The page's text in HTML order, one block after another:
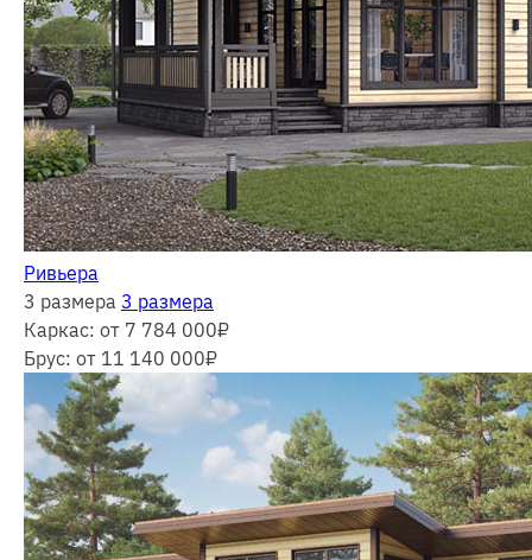
Ривьера
3 размера 3 размера
Каркас: от 7 784 000₽
Брус: от 11 140 000₽